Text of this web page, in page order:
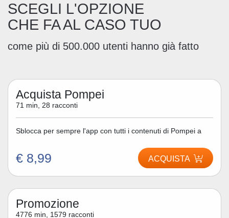
SCEGLI L'OPZIONE
CHE FA AL CASO TUO
come più di 500.000 utenti hanno già fatto
Acquista Pompei
71 min, 28 racconti
Sblocca per sempre l'app con tutti i contenuti di Pompei a
€ 8,99 ACQUISTA
Promozione
4776 min, 1579 racconti